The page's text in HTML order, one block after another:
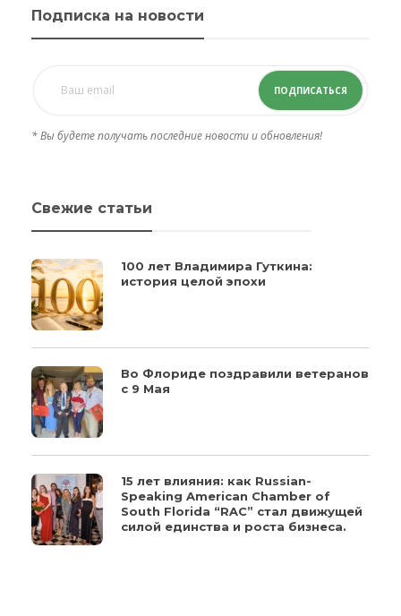
Подписка на новости
ПОДПИСАТЬСЯ
* Вы будете получать последние новости и обновления!
Свежие статьи
100 лет Владимира Гуткина:
история целой эпохи
Во Флориде поздравили ветеранов
с 9 Мая
15 лет влияния: как Russian-
Speaking American Chamber of
South Florida “RAC” стал движущей
силой единства и роста бизнеса.